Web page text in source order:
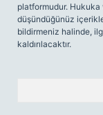
platformudur. Hukuka
düşündüğünüz
bildirmeniz halinde,
kaldırılacaktır.